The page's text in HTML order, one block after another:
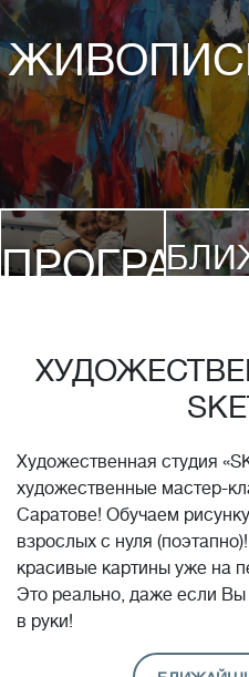
Художественная студия
художественные мастер-
Саратове! Обучаем
взрослых с нуля
красивые картины уже на
Это реально, даже если Вы
в руки!